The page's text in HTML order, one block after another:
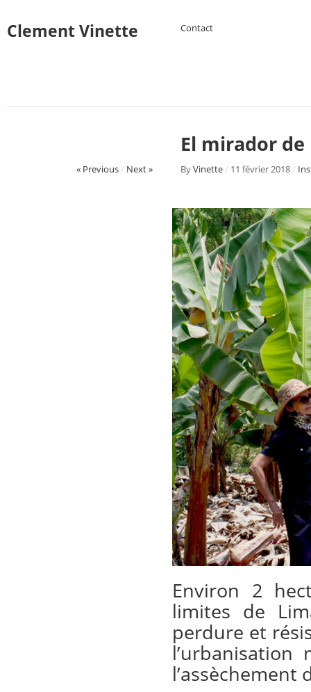
Clement Vinette Contact
El mirador
« Previous / Next » ByVinette / 11 février 2018 /
Environ 2
limites de
perdure et